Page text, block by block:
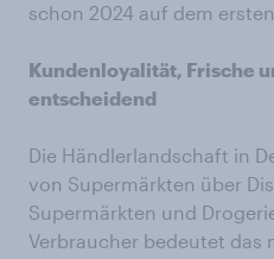
schon 2024 auf dem
Kundenloyalität, Frische
entscheidend
Die Händlerlandschaft in
von Supermärkten über
Supermärkten und
Verbraucher bedeutet das